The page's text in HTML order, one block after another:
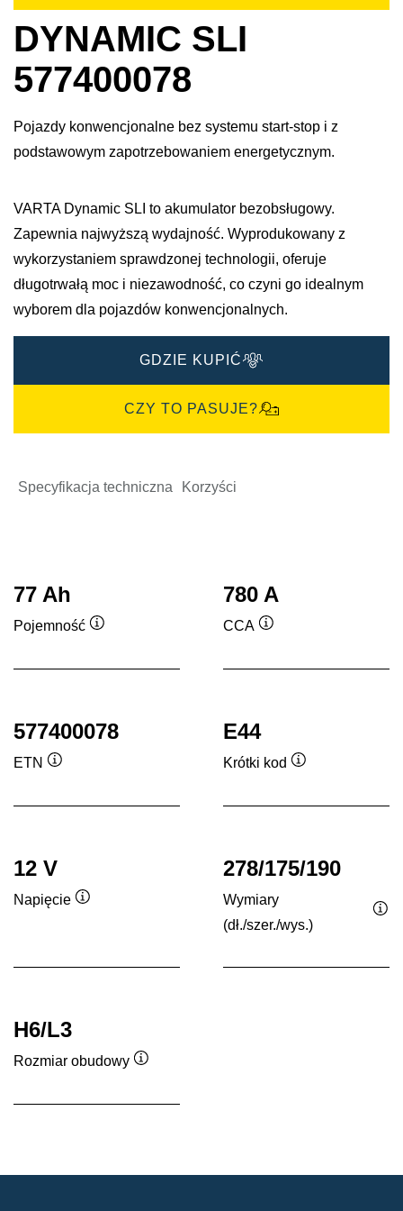
DYNAMIC SLI
577400078
Pojazdy konwencjonalne bez systemu start-stop i z
podstawowym zapotrzebowaniem energetycznym.
VARTA Dynamic SLI to akumulator bezobsługowy.
Zapewnia najwyższą wydajność. Wyprodukowany z
wykorzystaniem sprawdzonej technologii, oferuje
długotrwałą moc i niezawodność, co czyni go idealnym
wyborem dla pojazdów konwencjonalnych.
GDZIE KUPIĆ
CZY TO PASUJE?
Specyfikacja techniczna Korzyści
77 Ah
Pojemność
780 A
CCA
577400078
ETN
E44
Krótki kod
12 V
Napięcie
278/175/190
Wymiary
(dł./szer./wys.)
H6/L3
Rozmiar obudowy